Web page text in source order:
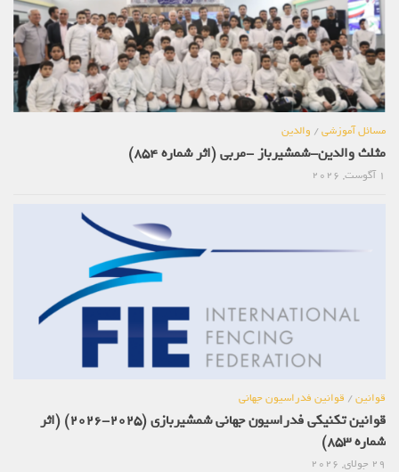
مسائل آموزشی/ والدین
مثلث والدین-شمشیرباز -مربی (اثر شماره 854)
1 آگوست, 2026
قوانین/ قوانین فدراسیون جهانی
قوانین تکنیکی فدراسیون جهانی شمشیربازی (2025-2026) (اثر
شماره 853)
29 جولای, 2026